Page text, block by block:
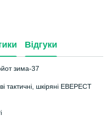
Відгуки
зима-37
тактичні, шкіряні ЕВЕРЕСТ